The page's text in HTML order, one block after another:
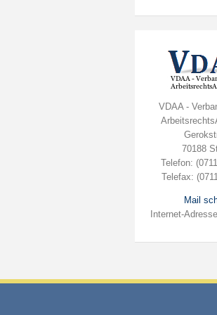
VDAA -
70188
Telefon:
Telefax:
Mail
Internet-